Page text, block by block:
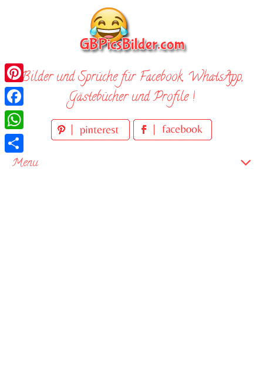
Bilder und Sprüche für Facebook, WhatsApp,
Gästebücher und Profile !
Menu
Pinterest
Facebook
WhatsApp
Teilen